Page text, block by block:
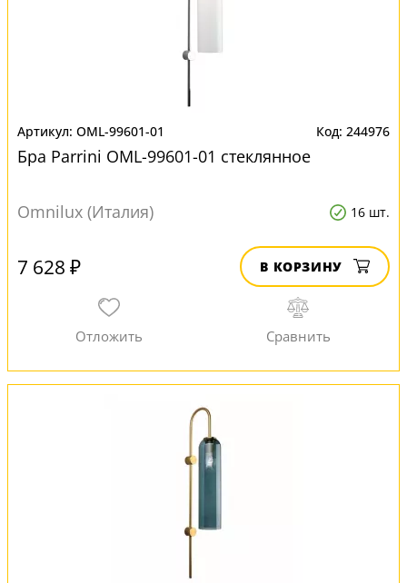
OML-99601-01 244976
Бра Parrini OML-99601-01 стеклянное
Omnilux (Италия) 16 шт.
7 628 ₽ В КОРЗИНУ